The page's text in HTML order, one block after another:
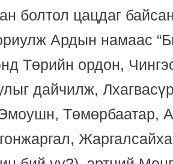
болтол цацдаг
Ардын намаас
Төрийн ордон,
дайчилж,
Төмөрбаатар,